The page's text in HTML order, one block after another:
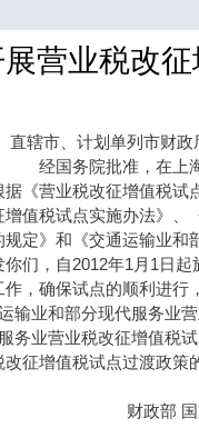
营业税改
直辖市、计划单列市财
经国务院批准，在上
《营业税改征增值税试
值税试点实施办法》、
定》和《交通运输业和
你们，自2012年1月1
，确保试点的顺利进行
业和部分现代服务业
务业营业税改征增值
征增值税试点过渡政策
家税
一年